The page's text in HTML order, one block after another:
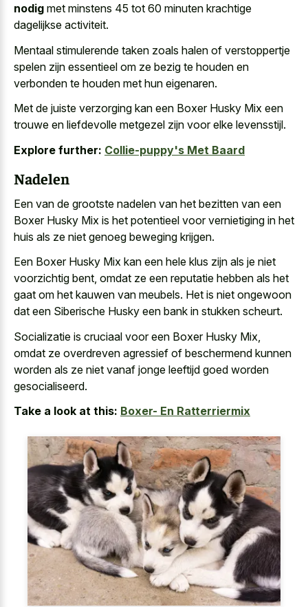
nodig met minstens 45 tot 60 minuten krachtige
dagelijkse activiteit.
Mentaal stimulerende taken zoals halen of verstoppertje
spelen zijn essentieel om ze bezig te houden en
verbonden te houden met hun eigenaren.
Met de juiste verzorging kan een Boxer Husky Mix een
trouwe en liefdevolle metgezel zijn voor elke levensstijl.
Explore further: Collie-puppy's Met Baard
Nadelen
Een van de grootste nadelen van het bezitten van een
Boxer Husky Mix is het potentieel voor vernietiging in het
huis als ze niet genoeg beweging krijgen.
Een Boxer Husky Mix kan een hele klus zijn als je niet
voorzichtig bent, omdat ze een reputatie hebben als het
gaat om het kauwen van meubels. Het is niet ongewoon
dat een Siberische Husky een bank in stukken scheurt.
Socializatie is cruciaal voor een Boxer Husky Mix,
omdat ze overdreven agressief of beschermend kunnen
worden als ze niet vanaf jonge leeftijd goed worden
gesocialiseerd.
Take a look at this: Boxer- En Ratterriermix